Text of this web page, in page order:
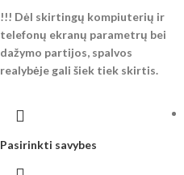
!!! Dėl skirtingų kompiuterių ir
telefonų ekranų parametrų bei
dažymo partijos, spalvos
realybėje gali šiek tiek skirtis.
Pasirinkti savybes